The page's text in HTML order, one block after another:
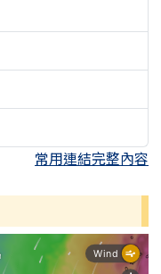
常用連結完整內容